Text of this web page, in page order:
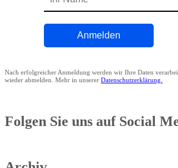
Nach erfolgreicher Anmeldung werden wir Ihre Daten
wieder abmelden. Mehr in unserer Datenschutzerklärung.
Folgen Sie uns auf Social